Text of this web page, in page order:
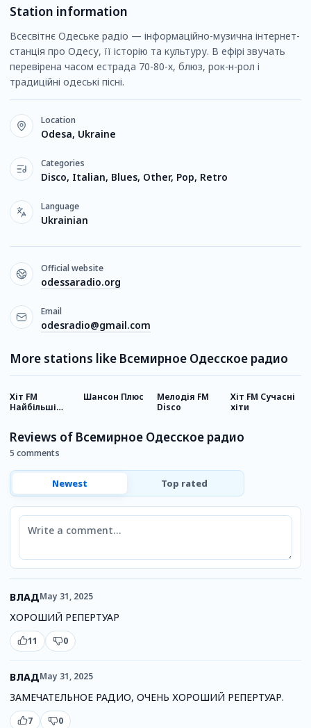
Station information
Всесвітнє Одеське радіо — інформаційно-музична інтернет-
станція про Одесу, її історію та культуру. В ефірі звучать
перевірена часом естрада 70-80-х, блюз, рок-н-рол і
традиційні одеські пісні.
Location
Odesa, Ukraine
Categories
Disco, Italian, Blues, Other, Pop, Retro
Language
Ukrainian
Official website
odessaradio.org
Email
odesradio@gmail.com
More stations like Всемирное Одесское радио
Хіт FM
Найбільші
Шансон Плюс
Мелодія FM
Disco
Хіт FM Сучасні
хіти
Reviews of Всемирное Одесское радио
5 comments
Newest Top rated
Comment
ВЛАДMay 31, 2025
ХОРОШИЙ РЕПЕРТУАР
11 0
ВЛАДMay 31, 2025
ЗАМЕЧАТЕЛЬНОЕ РАДИО, ОЧЕНЬ ХОРОШИЙ РЕПЕРТУАР.
7 0